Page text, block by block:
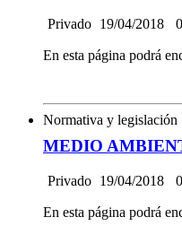
Privado 19/04/2018 0
En esta página podrá
Normativa y legislación
MEDIO
Privado 19/04/2018 0
En esta página podrá